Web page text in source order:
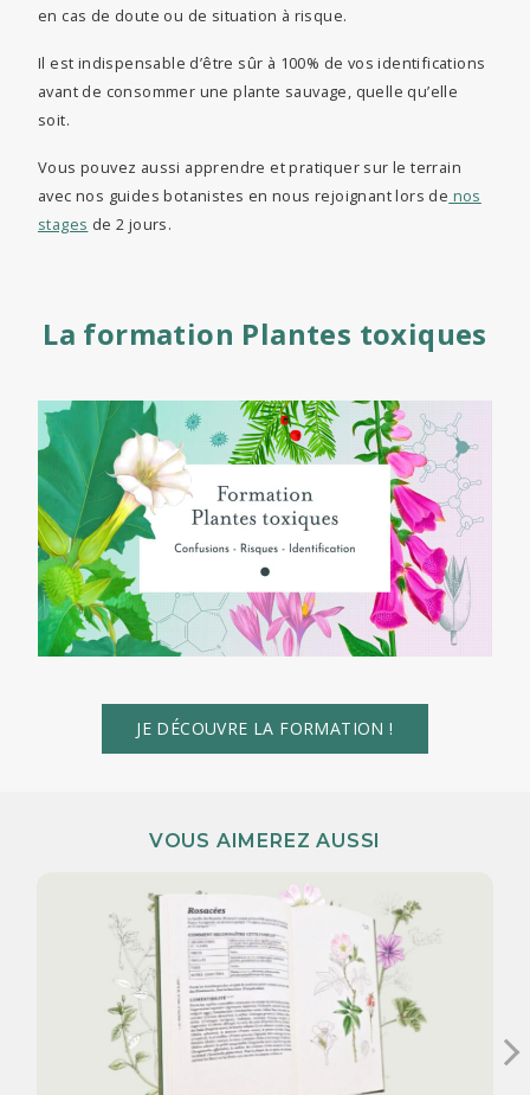
en cas de doute ou de situation à risque.
Il est indispensable d’être sûr à 100% de vos identifications
avant de consommer une plante sauvage, quelle qu’elle
soit.
Vous pouvez aussi apprendre et pratiquer sur le terrain
avec nos guides botanistes en nous rejoignant lors de nos
stages de 2 jours.
La formation Plantes toxiques
JE DÉCOUVRE LA FORMATION !
VOUS AIMEREZ AUSSI